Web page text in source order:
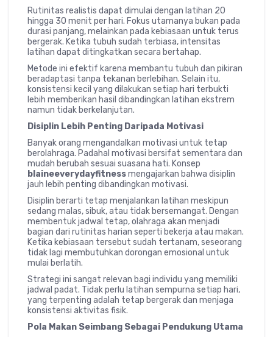
Rutinitas realistis dapat dimulai dengan latihan 20
hingga 30 menit per hari. Fokus utamanya bukan pada
durasi panjang, melainkan pada kebiasaan untuk terus
bergerak. Ketika tubuh sudah terbiasa, intensitas
latihan dapat ditingkatkan secara bertahap.
Metode ini efektif karena membantu tubuh dan pikiran
beradaptasi tanpa tekanan berlebihan. Selain itu,
konsistensi kecil yang dilakukan setiap hari terbukti
lebih memberikan hasil dibandingkan latihan ekstrem
namun tidak berkelanjutan.
Disiplin Lebih Penting Daripada Motivasi
Banyak orang mengandalkan motivasi untuk tetap
berolahraga. Padahal motivasi bersifat sementara dan
mudah berubah sesuai suasana hati. Konsep
blaineeverydayfitnessmengajarkan bahwa disiplin
jauh lebih penting dibandingkan motivasi.
Disiplin berarti tetap menjalankan latihan meskipun
sedang malas, sibuk, atau tidak bersemangat. Dengan
membentuk jadwal tetap, olahraga akan menjadi
bagian dari rutinitas harian seperti bekerja atau makan.
Ketika kebiasaan tersebut sudah tertanam, seseorang
tidak lagi membutuhkan dorongan emosional untuk
mulai berlatih.
Strategi ini sangat relevan bagi individu yang memiliki
jadwal padat. Tidak perlu latihan sempurna setiap hari,
yang terpenting adalah tetap bergerak dan menjaga
konsistensi aktivitas fisik.
Pola Makan Seimbang Sebagai Pendukung Utama